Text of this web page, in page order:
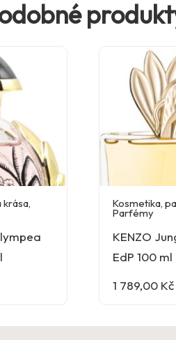
krása, Kosmetika,
Parfémy
KENZO
EdP 100 ml
1 789,00 Kč